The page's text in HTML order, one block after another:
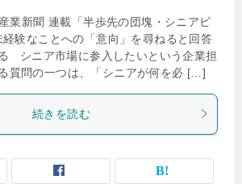
業新聞 連載「半歩先の団塊・シニアビ
験なことへの「意向」を尋ねると回答
シニア市場に参入したいという企業担
質問の一つは、「シニアが何を必 […]
続きを読む